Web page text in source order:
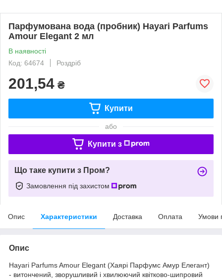
Парфумована вода (пробник) Hayari Parfums
Amour Elegant 2 мл
В наявності
Код: 64674
Роздріб
201,54 ₴
Купити
або
Купити з
Що таке купити з Пром?
Замовлення під захистом
Опис Характеристики Доставка Оплата Умови
Опис
Hayari Parfums Amour Elegant (Хаярі Парфумс Амур Елегант)
- витончений, зворушливий і хвилюючий квітково-шипровий